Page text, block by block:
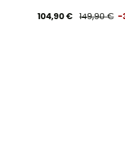
104,90 € 149,90 € -